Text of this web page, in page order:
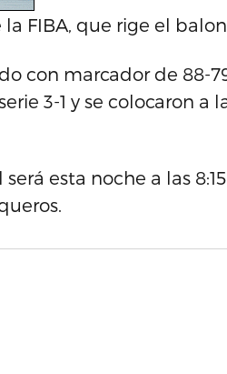
FIBA, que rige el
con marcador de 88-
3-1 y se colocaron a
esta noche a las